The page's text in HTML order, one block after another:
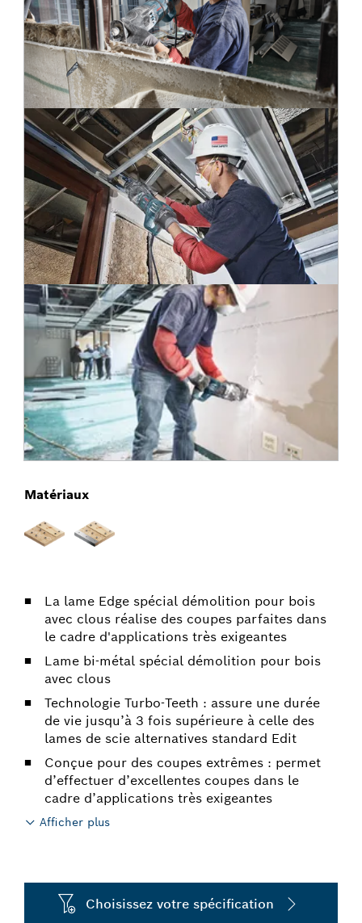
La lame Edge spécial démolition pour bois
avec clous réalise des coupes parfaites dans
le cadre d'applications très exigeantes
Lame bi-métal spécial démolition pour bois
avec clous
Technologie Turbo-Teeth : assure une durée
de vie jusqu’à 3 fois supérieure à celle des
lames de scie alternatives standard Edit
Conçue pour des coupes extrêmes : permet
d’effectuer d’excellentes coupes dans le
cadre d’applications très exigeantes
Afficher plus
Matériaux
Choisissez votre spécification